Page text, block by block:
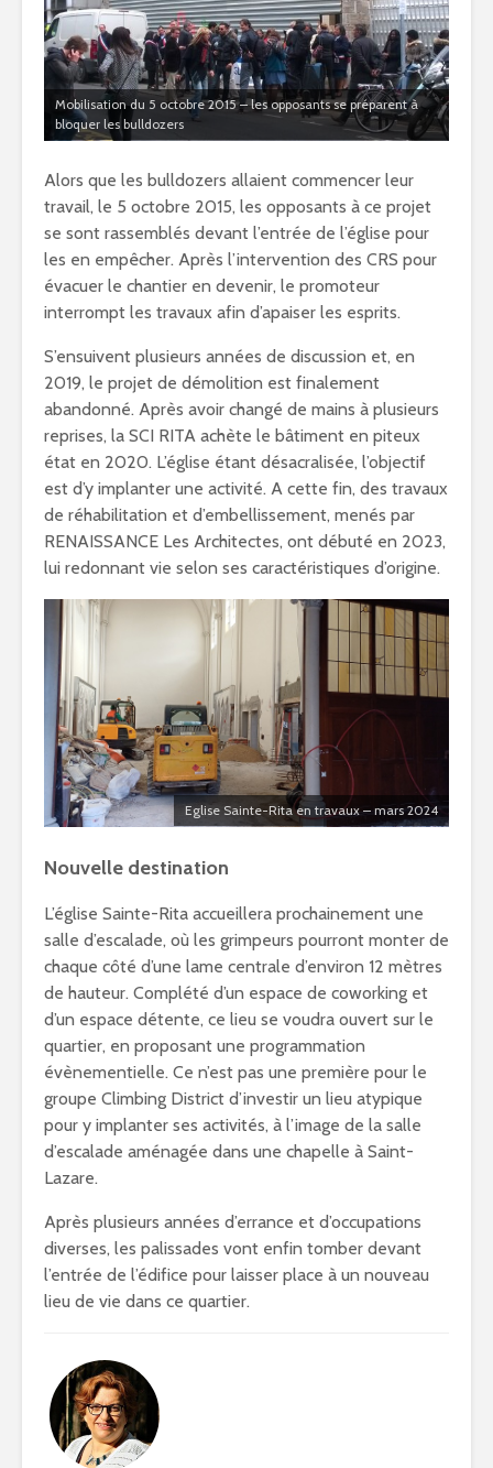
Mobilisation du 5 octobre 2015 – les opposants se préparent à
bloquer les bulldozers
Alors que les bulldozers allaient commencer leur
travail, le 5 octobre 2015, les opposants à ce projet
se sont rassemblés devant l’entrée de l’église pour
les en empêcher. Après l’intervention des CRS pour
évacuer le chantier en devenir, le promoteur
interrompt les travaux afin d’apaiser les esprits.
S’ensuivent plusieurs années de discussion et, en
2019, le projet de démolition est finalement
abandonné. Après avoir changé de mains à plusieurs
reprises, la SCI RITA achète le bâtiment en piteux
état en 2020. L’église étant désacralisée, l’objectif
est d’y implanter une activité. A cette fin, des travaux
de réhabilitation et d’embellissement, menés par
RENAISSANCE Les Architectes, ont débuté en 2023,
lui redonnant vie selon ses caractéristiques d’origine.
Eglise Sainte-Rita en travaux – mars 2024
Nouvelle destination
L’église Sainte-Rita accueillera prochainement une
salle d’escalade, où les grimpeurs pourront monter de
chaque côté d’une lame centrale d’environ 12 mètres
de hauteur. Complété d’un espace de coworking et
d’un espace détente, ce lieu se voudra ouvert sur le
quartier, en proposant une programmation
évènementielle. Ce n’est pas une première pour le
groupe Climbing District d’investir un lieu atypique
pour y implanter ses activités, à l’image de la salle
d’escalade aménagée dans une chapelle à Saint-
Lazare.
Après plusieurs années d’errance et d’occupations
diverses, les palissades vont enfin tomber devant
l’entrée de l’édifice pour laisser place à un nouveau
lieu de vie dans ce quartier.